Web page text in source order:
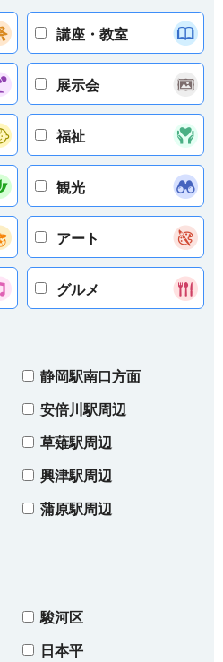
講座・教室
展示会
福祉
観光
アート
グルメ
静岡駅南口方面
安倍川駅周辺
草薙駅周辺
興津駅周辺
蒲原駅周辺
駿河区
日本平